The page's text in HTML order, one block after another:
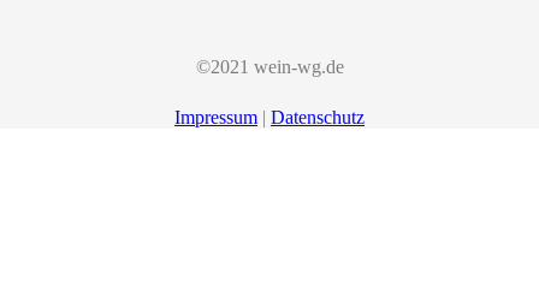
©2021 wein-wg.de
Impressum | Datenschutz